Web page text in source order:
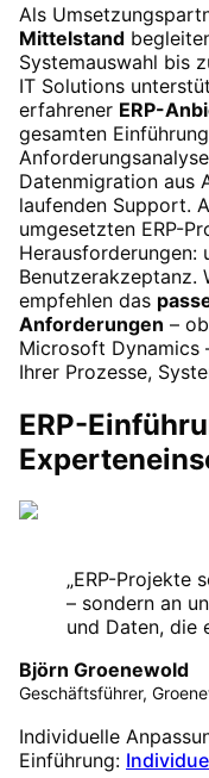
Als
Mittelstand
Systemauswahl bis
IT Solutions
erfahrener ERP-
gesamten
Datenmigration aus
laufenden Support.
umgesetzten ERP-
Herausforderungen:
Benutzerakzeptanz.
empfehlen das
Anforderungen –
Microsoft Dynamics
Ihrer Prozesse,
ERP-
„ERP-Projekte
– sondern an
und Daten, die
Björn Groenewold
Geschäftsführer,
Individuelle
Einführung: